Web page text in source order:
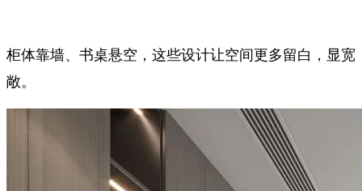
柜体靠墙、书桌悬空，这些设计让空间更多留白，显宽
敞。